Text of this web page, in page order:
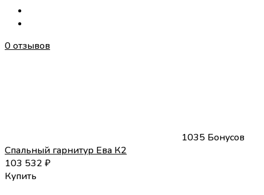
0 отзывов
1035 Бонусов
Спальный гарнитур Ева К2
103 532 ₽
Купить